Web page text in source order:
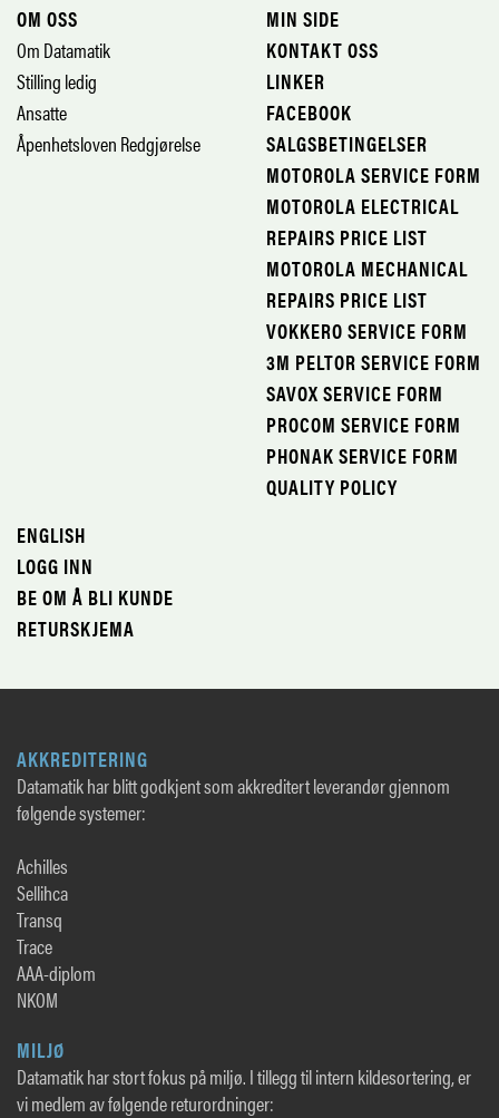
OM OSS
Om Datamatik
Stilling ledig
Ansatte
Åpenhetsloven Redgjørelse
MIN SIDE
KONTAKT OSS
LINKER
FACEBOOK
SALGSBETINGELSER
MOTOROLA SERVICE FORM
MOTOROLA ELECTRICAL
REPAIRS PRICE LIST
MOTOROLA MECHANICAL
REPAIRS PRICE LIST
VOKKERO SERVICE FORM
3M PELTOR SERVICE FORM
SAVOX SERVICE FORM
PROCOM SERVICE FORM
PHONAK SERVICE FORM
QUALITY POLICY
ENGLISH
LOGG INN
BE OM Å BLI KUNDE
RETURSKJEMA
AKKREDITERING
Datamatik har blitt godkjent som akkreditert leverandør gjennom
følgende systemer:
Achilles
Sellihca
Transq
Trace
AAA-diplom
NKOM
MILJØ
Datamatik har stort fokus på miljø. I tillegg til intern kildesortering, er
vi medlem av følgende returordninger: